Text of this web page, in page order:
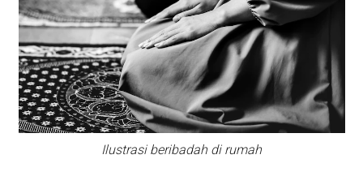
Ilustrasi beribadah di rumah